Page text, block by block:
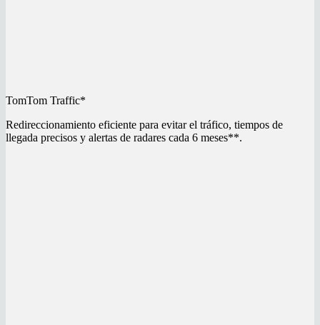
TomTom Traffic*
Redireccionamiento eficiente para evitar el tráfico, tiempos de
llegada precisos y alertas de radares cada 6 meses**.